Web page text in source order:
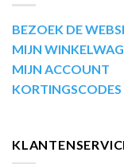
BEZOEK DE
MIJN
MIJN ACCOUNT
KORTINGSCODES